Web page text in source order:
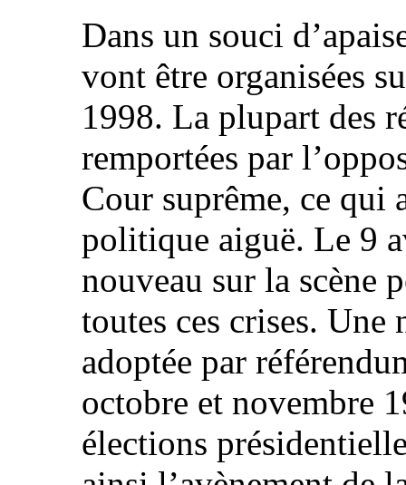
Dans un souci
vont être organisées
1998. La plupart des
remportées par
Cour suprême, ce qui
politique aiguë. Le 9
nouveau sur la scène
toutes ces crises.
adoptée par
octobre et novembre
élections